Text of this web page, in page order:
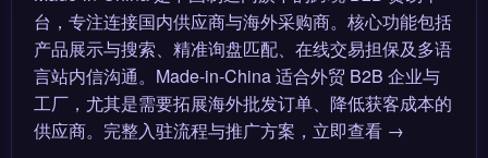
台，专注连接国内供应商与海外采购商。核心功能包括
产品展示与搜索、精准询盘匹配、在线交易担保及多语
言站内信沟通。Made-in-China 适合外贸 B2B 企业与
工厂，尤其是需要拓展海外批发订单、降低获客成本的
供应商。完整入驻流程与推广方案，立即查看 →